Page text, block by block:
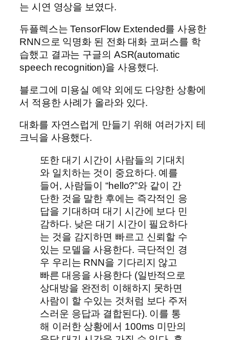
는 시연 영상을 보였다.
듀플렉스는 TensorFlow Extended를 사용한
RNN으로 익명화 된 전화 대화 코퍼스를 학
습했고 결과는 구글의 ASR(automatic
speech recognition)을 사용했다.
블로그에 미용실 예약 외에도 다양한 상황에
서 적용한 사례가 올라와 있다.
대화를 자연스럽게 만들기 위해 여러가지 테
크닉을 사용했다.
또한 대기 시간이 사람들의 기대치
와 일치하는 것이 중요하다. 예를
들어, 사람들이 “hello?”와 같이 간
단한 것을 말한 후에는 즉각적인 응
답을 기대하며 대기 시간에 보다 민
감하다. 낮은 대기 시간이 필요하다
는 것을 감지하면 빠르고 신뢰할 수
있는 모델을 사용한다. 극단적인 경
우 우리는 RNN을 기다리지 않고
빠른 대응을 사용한다 (일반적으로
상대방을 완전히 이해하지 못하면
사람이 할 수있는 것처럼 보다 주저
스러운 응답과 결합된다). 이를 통
해 이러한 상황에서 100ms 미만의